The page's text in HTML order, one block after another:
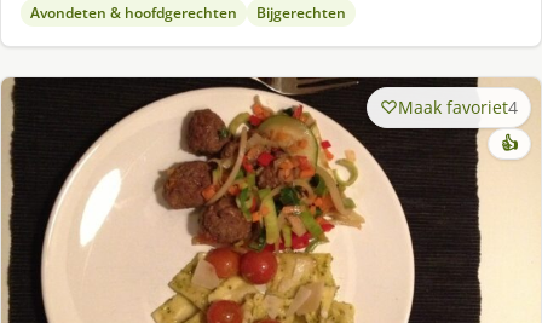
Avondeten & hoofdgerechten Bijgerechten
Maak favoriet4
👍